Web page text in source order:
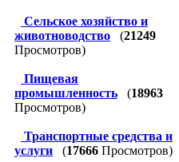
Сельское хозяйство и
животноводство
(21249
Просмотров)
Пищевая
промышленность
(18963
Просмотров)
Транспортные средства и
услуги
(17666 Просмотров)